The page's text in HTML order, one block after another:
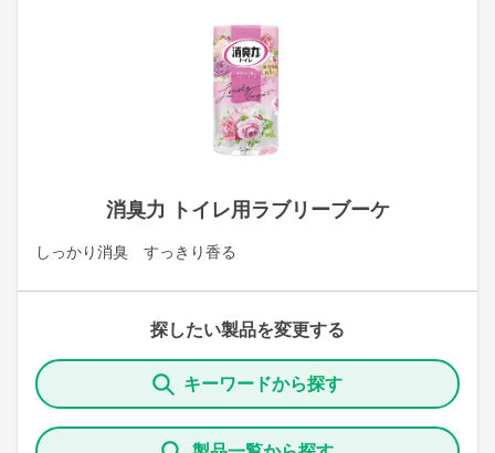
消臭力 トイレ用ラブリーブーケ
しっかり消臭 すっきり香る
探したい製品を変更する
キーワードから探す